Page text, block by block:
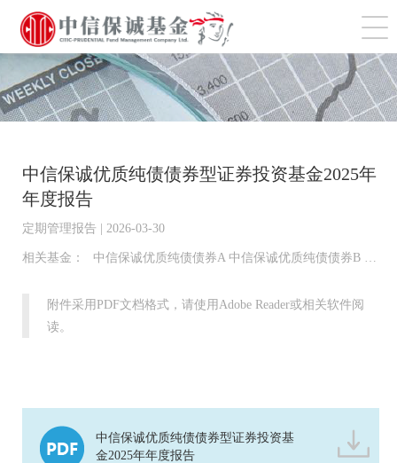
切
中信保诚优质纯债债券型证券投资基金2025年
年度报告
定期管理报告 | 2026-03-30
相关基金： 中信保诚优质纯债债券A 中信保诚优质纯债债券B 中信保诚优质纯债债券C 中信保诚优质纯债债券I 中信保诚优质纯债债券D
附件采用PDF文档格式，请使用Adobe Reader或相关软件阅
读。
中信保诚优质纯债债券型证券投资基
金2025年年度报告